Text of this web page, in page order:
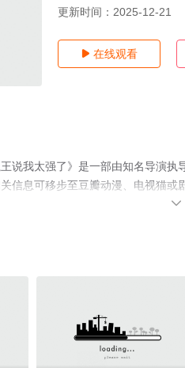
更新时间： 2025-12-21
 在线观看
说我太强了》是一部由知名导演
信息可移步至豆瓣动漫、电视猫或
